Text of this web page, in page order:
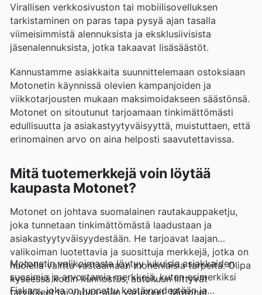
Virallisen verkkosivuston tai mobiilisovelluksen
tarkistaminen on paras tapa pysyä ajan tasalla
viimeisimmistä alennuksista ja eksklusiivisista
jäsenalennuksista, jotka takaavat lisäsäästöt.
Kannustamme asiakkaita suunnittelemaan ostoksiaan
Motonetin käynnissä olevien kampanjoiden ja
viikkotarjousten mukaan maksimoidakseen säästönsä.
Motonet on sitoutunut tarjoamaan tinkimättömästi
edullisuutta ja asiakastyytyväisyyttä, muistuttaen, että
erinomainen arvo on aina helposti saavutettavissa.
Mitä tuotemerkkejä voin löytää
kaupasta Motonet?
Motonet on johtava suomalainen rautakauppaketju,
joka tunnetaan tinkimättömästä laadustaan ja
asiakastyytyväisyydestään. He tarjoavat laajan
valikoiman luotettavia ja suosittuja merkkejä, jotka on
huolella valittu vastaamaan monenlaisia tarpeita. Olipa
kyseessä kodin kunnostus, autoiluun liittyvät
tarvikkeet tai vapaa-ajan varusteet, Motonet
Motonetin valikoimasta löytyy lukuisia asiakkaiden
suosimia ja arvostamia merkkejä, kuten esimerkiksi
Fiskars, joka on tunnettu kestävyydestään ja